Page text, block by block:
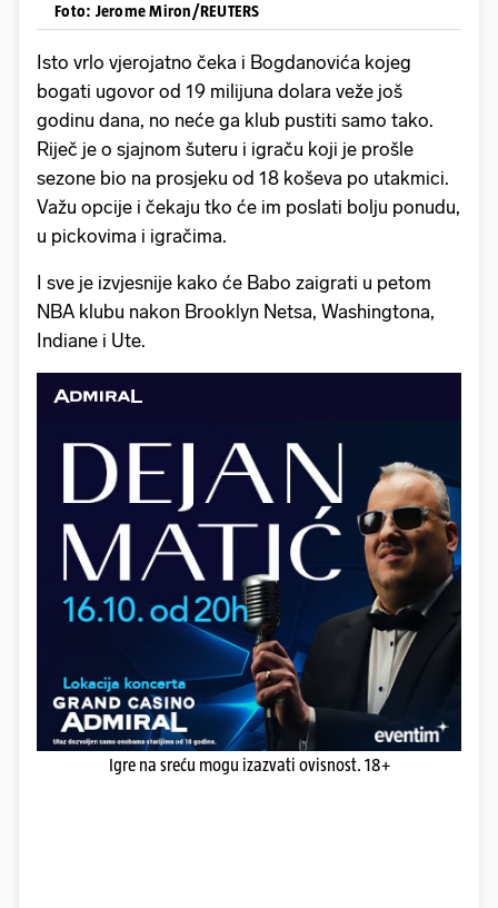
Foto: Jerome Miron/REUTERS
Isto vrlo vjerojatno čeka i Bogdanovića kojeg
bogati ugovor od 19 milijuna dolara veže još
godinu dana, no neće ga klub pustiti samo tako.
Riječ je o sjajnom šuteru i igraču koji je prošle
sezone bio na prosjeku od 18 koševa po utakmici.
Važu opcije i čekaju tko će im poslati bolju ponudu,
u pickovima i igračima.
I sve je izvjesnije kako će Babo zaigrati u petom
NBA klubu nakon Brooklyn Netsa, Washingtona,
Indiane i Ute.
Igre na sreću mogu izazvati ovisnost. 18+